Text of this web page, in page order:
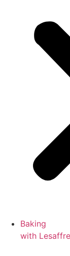
Baking
with Lesaffre